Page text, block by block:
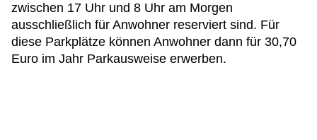
zwischen 17 Uhr und 8 Uhr am Morgen
ausschließlich für Anwohner reserviert sind. Für
diese Parkplätze können Anwohner dann für 30,70
Euro im Jahr Parkausweise erwerben.